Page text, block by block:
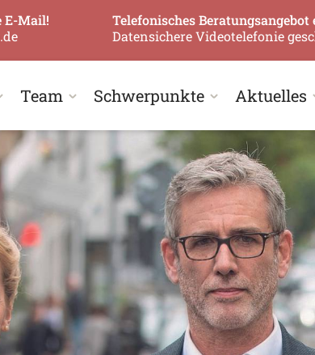
E-Mail!
Telefonisches
Datensichere Videotelefonie
Team Schwerpunkte Aktuelles